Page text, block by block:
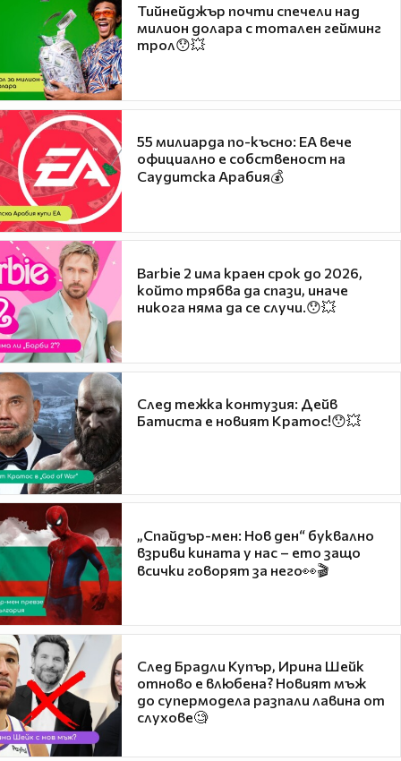
Тийнейджър почти спечели над
милион долара с тотален гейминг
трол😯💥
55 милиарда по-късно: EA вече
официално е собственост на
Саудитска Арабия💰
Barbie 2 има краен срок до 2026,
който трябва да спази, иначе
никога няма да се случи.😯💥
След тежка контузия: Дейв
Батиста е новият Кратос!😯💥
„Спайдър-мен: Нов ден“ буквално
взриви кината у нас – ето защо
всички говорят за него👀🎬
След Брадли Купър, Ирина Шейк
отново е влюбена? Новият мъж
до супермодела разпали лавина от
слухове🧐